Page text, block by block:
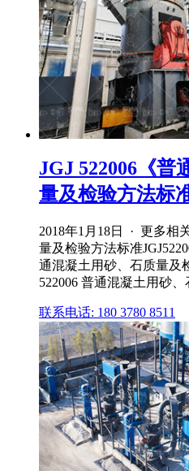
JGJ 522006《普
量及检验方法标
2018年1月18日 · 更多相
量及检验方法标准
通混凝土用砂、石质量及
522006 普通混凝土用砂
联系电话: 180 3780 8511